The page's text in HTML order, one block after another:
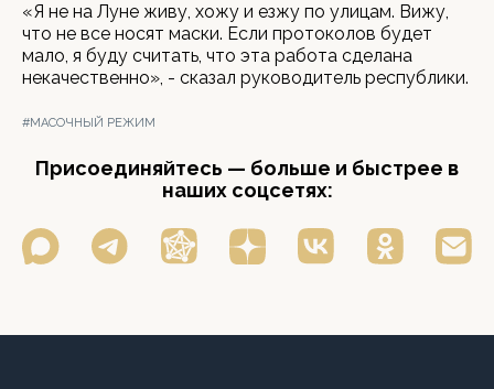
«Я не на Луне живу, хожу и езжу по улицам. Вижу,
что не все носят маски. Если протоколов будет
мало, я буду считать, что эта работа сделана
некачественно», - сказал руководитель республики.
#МАСОЧНЫЙ РЕЖИМ
Присоединяйтесь — больше и быстрее в
наших соцсетях: